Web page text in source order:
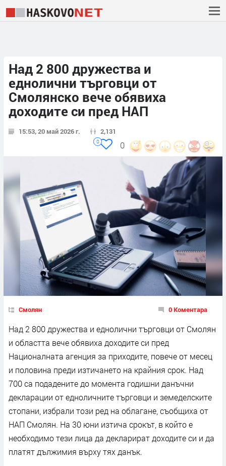
Над 2 800 дружества и
еднолични търговци от
Смолянско вече обявиха
доходите си пред НАП
15:53, 20 май 2026 г. 2,131
0
0
Смолян 0 Коментара
Над 2 800 дружества и еднолични търговци от Смолян
и областта вече обявиха доходите си пред
Националната агенция за приходите, повече от месец
и половина преди изтичането на крайния срок. Над
700 са подадените до момента годишни данъчни
декларации от едноличните търговци и земеделските
стопани, избрали този ред на облагане, съобщиха от
НАП Смолян. На 30 юни изтича срокът, в който е
необходимо тези лица да декларират доходите си и да
платят дължимия върху тях данък.